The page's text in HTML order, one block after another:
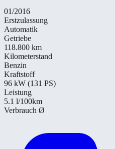
01/2016
Erstzulassung
Automatik
Getriebe
118.800 km
Kilometerstand
Benzin
Kraftstoff
96 kW (131 PS)
Leistung
5.1 l/100km
Verbrauch Ø